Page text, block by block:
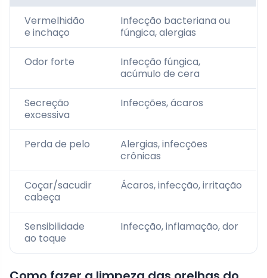
Vermelhidão
e inchaço
Infecção bacteriana ou
fúngica, alergias
Odor forte
Infecção fúngica,
acúmulo de cera
Secreção
excessiva
Infecções, ácaros
Perda de pelo
Alergias, infecções
crônicas
Coçar/sacudir
cabeça
Ácaros, infecção, irritação
Sensibilidade
ao toque
Infecção, inflamação, dor